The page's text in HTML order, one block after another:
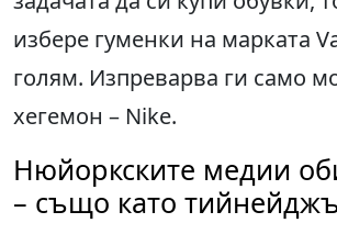
избере гуменки на марката
голям. Изпреварва ги само
хегемон – Nike.
Нюйоркските медии
– също като